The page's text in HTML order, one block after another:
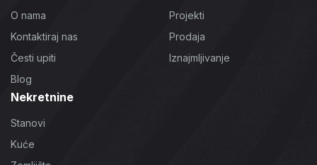
O nama
Kontaktiraj nas
Česti upiti
Blog
Projekti
Prodaja
Iznajmljivanje
Nekretnine
Stanovi
Kuće